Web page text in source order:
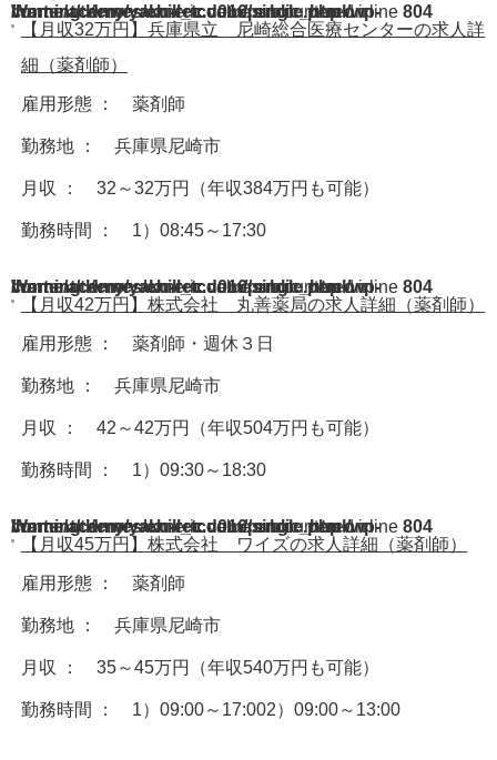
Warning: A non-numeric value encountered in
/home/acdmy/yaku-rec.com/public_html/wp-content/themes/chill_tcd016/single.phpon line 804
【月収32万円】兵庫県立 尼崎総合医療センターの求人詳
細（薬剤師）
雇用形態 ： 薬剤師
勤務地 ： 兵庫県尼崎市
月収 ： 32～32万円（年収384万円も可能）
勤務時間 ： 1）08:45～17:30
Warning: A non-numeric value encountered in
/home/acdmy/yaku-rec.com/public_html/wp-content/themes/chill_tcd016/single.phpon line 804
【月収42万円】株式会社 丸善薬局の求人詳細（薬剤師）
雇用形態 ： 薬剤師・週休３日
勤務地 ： 兵庫県尼崎市
月収 ： 42～42万円（年収504万円も可能）
勤務時間 ： 1）09:30～18:30
Warning: A non-numeric value encountered in
/home/acdmy/yaku-rec.com/public_html/wp-content/themes/chill_tcd016/single.phpon line 804
【月収45万円】株式会社 ワイズの求人詳細（薬剤師）
雇用形態 ： 薬剤師
勤務地 ： 兵庫県尼崎市
月収 ： 35～45万円（年収540万円も可能）
勤務時間 ： 1）09:00～17:002）09:00～13:00